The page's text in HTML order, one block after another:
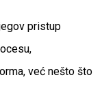
pristup
već nešto što